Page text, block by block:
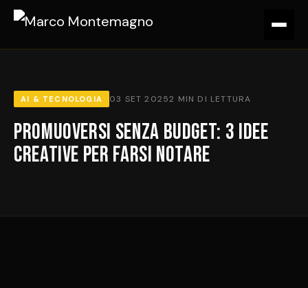
AI & TECNOLOGIA 03 SET 20252 MIN DI LETTURA
Promuoversi senza budget: 3 idee
creative per farsi notare